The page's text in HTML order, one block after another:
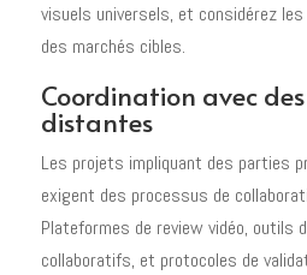
visuels universels, et considérez
des marchés cibles.
Coordination avec
distantes
Les projets impliquant des parties
exigent des processus de
Plateformes de review vidéo, outils
collaboratifs, et protocoles de